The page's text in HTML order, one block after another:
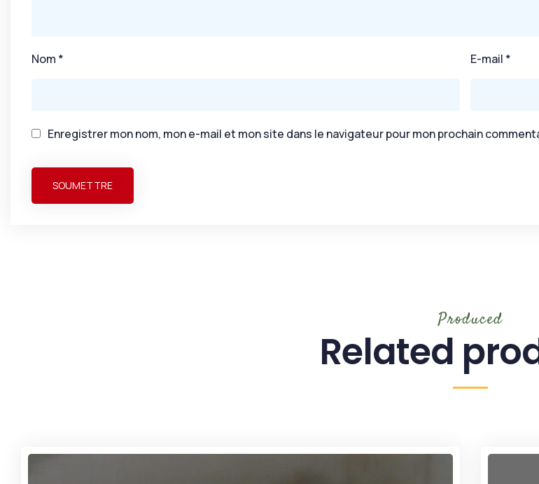
Nom * E-mail *
Enregistrer mon nom, mon e-mail et mon site dans le navigateur pour mon prochain
Produced
Related